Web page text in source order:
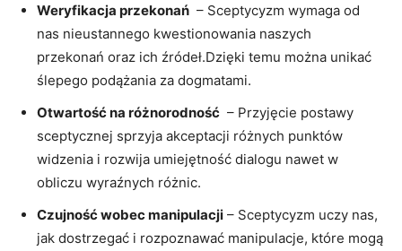
Weryfikacja przekonań ‌ – Sceptycyzm​ wymaga od
‍nas nieustannego kwestionowania naszych
przekonań ⁣oraz ich źródeł.Dzięki⁣ temu można ​unikać
ślepego ‍podążania za ⁤dogmatami.
Otwartość na różnorodność ⁢ – Przyjęcie postawy
sceptycznej sprzyja akceptacji ⁢różnych punktów
‌widzenia ⁤i ​rozwija umiejętność dialogu nawet w
obliczu wyraźnych różnic.
Czujność wobec manipulacji – Sceptycyzm uczy ⁤nas,
jak dostrzegać ‍i rozpoznawać manipulacje, które mogą